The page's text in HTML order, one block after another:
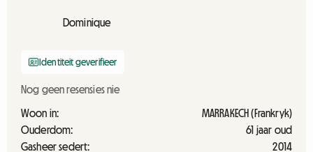
Dominique
Identiteit geverifieer
Nog geen resensies nie
Woon in:
MARRAKECH (Frankryk)
Ouderdom:
61 jaar oud
Gasheer sedert:
2014